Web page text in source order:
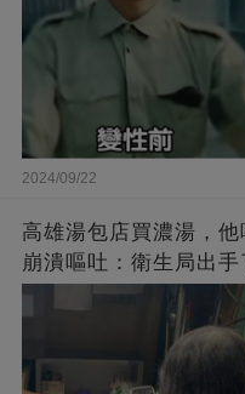
2024/09/22
高雄湯包店買濃湯，他
崩潰嘔吐：衛生局出手